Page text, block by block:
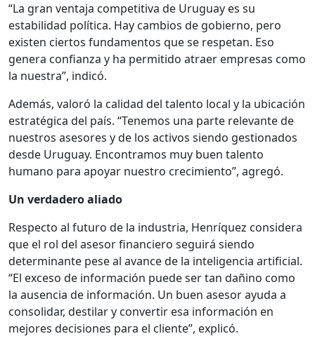
“La gran ventaja competitiva de Uruguay es su
estabilidad política. Hay cambios de gobierno, pero
existen ciertos fundamentos que se respetan. Eso
genera confianza y ha permitido atraer empresas como
la nuestra”, indicó.
Además, valoró la calidad del talento local y la ubicación
estratégica del país. “Tenemos una parte relevante de
nuestros asesores y de los activos siendo gestionados
desde Uruguay. Encontramos muy buen talento
humano para apoyar nuestro crecimiento”, agregó.
Un verdadero aliado
Respecto al futuro de la industria, Henríquez considera
que el rol del asesor financiero seguirá siendo
determinante pese al avance de la inteligencia artificial.
“El exceso de información puede ser tan dañino como
la ausencia de información. Un buen asesor ayuda a
consolidar, destilar y convertir esa información en
mejores decisiones para el cliente”, explicó.